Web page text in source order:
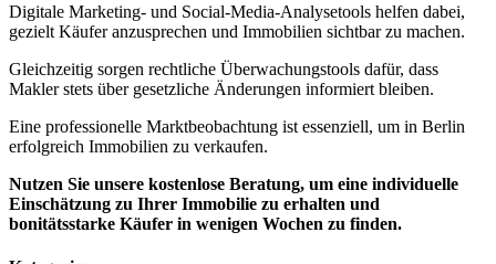
Digitale Marketing- und Social-Media-Analysetools helfen dabei,
gezielt Käufer anzusprechen und Immobilien sichtbar zu machen.
Gleichzeitig sorgen rechtliche Überwachungstools dafür, dass
Makler stets über gesetzliche Änderungen informiert bleiben.
Eine professionelle Marktbeobachtung ist essenziell, um in Berlin
erfolgreich Immobilien zu verkaufen.
Nutzen Sie unsere kostenlose Beratung, um eine individuelle
Einschätzung zu Ihrer Immobilie zu erhalten und
bonitätsstarke Käufer in wenigen Wochen zu finden.